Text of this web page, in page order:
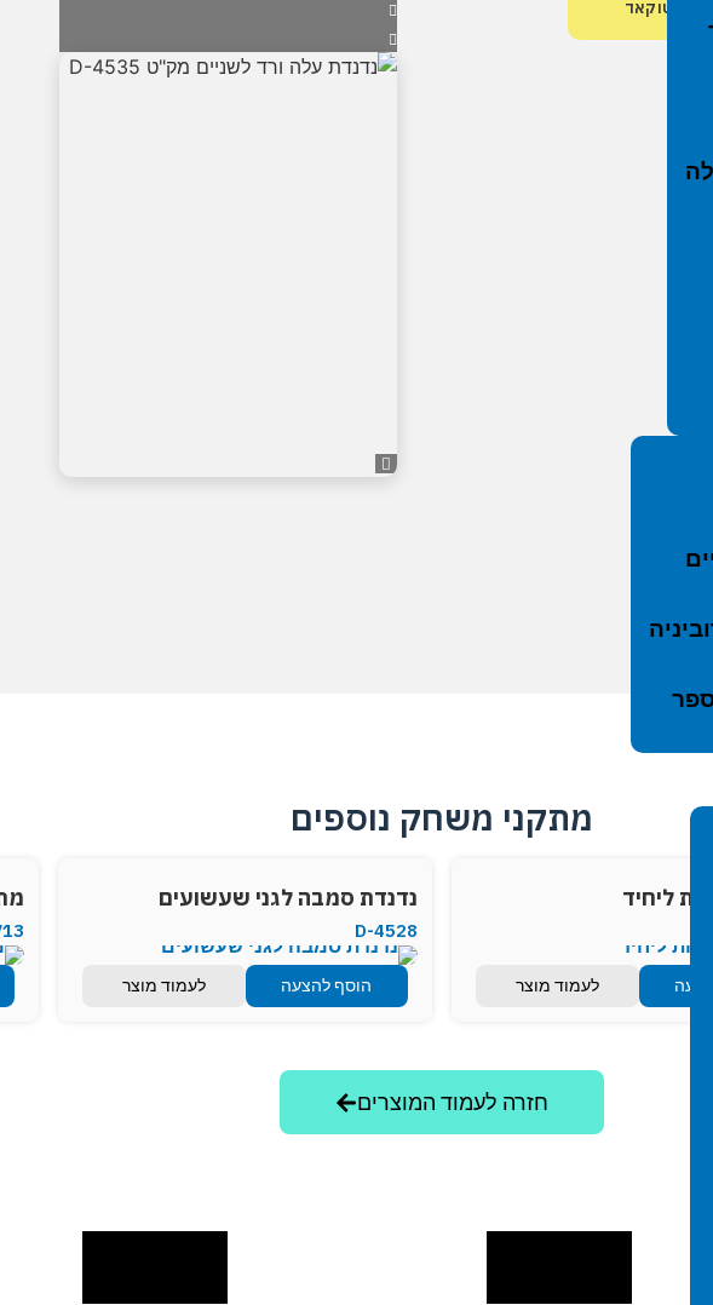
חול, סככות צל והצללות
נופש פעיל
אוטוקאד
מתקני משחק נוספים
ליחיד
לעמוד מוצר
נדנדת סמבה לגני שעשועים
D-4528
הוסף להצעה לעמוד מוצר
חזרה לעמוד המוצרים